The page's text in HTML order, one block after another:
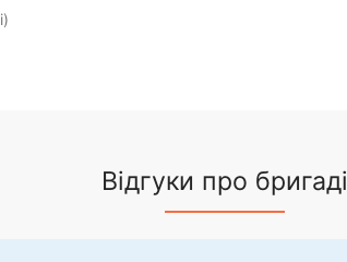
Відгуки про бригаді